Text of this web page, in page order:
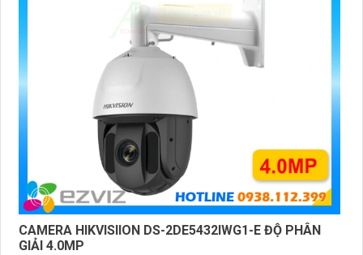
CAMERA HIKVISIION DS-2DE5432IWG1-E ĐỘ PHÂN
GIẢI 4.0MP